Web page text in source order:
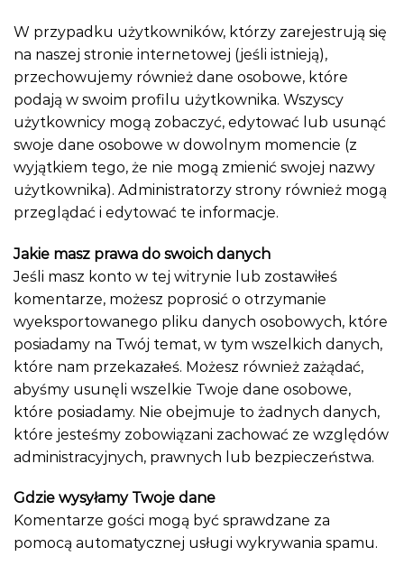
W przypadku użytkowników, którzy zarejestrują się
na naszej stronie internetowej (jeśli istnieją),
przechowujemy również dane osobowe, które
podają w swoim profilu użytkownika. Wszyscy
użytkownicy mogą zobaczyć, edytować lub usunąć
swoje dane osobowe w dowolnym momencie (z
wyjątkiem tego, że nie mogą zmienić swojej nazwy
użytkownika). Administratorzy strony również mogą
przeglądać i edytować te informacje.
Jakie masz prawa do swoich danych
Jeśli masz konto w tej witrynie lub zostawiłeś
komentarze, możesz poprosić o otrzymanie
wyeksportowanego pliku danych osobowych, które
posiadamy na Twój temat, w tym wszelkich danych,
które nam przekazałeś. Możesz również zażądać,
abyśmy usunęli wszelkie Twoje dane osobowe,
które posiadamy. Nie obejmuje to żadnych danych,
które jesteśmy zobowiązani zachować ze względów
administracyjnych, prawnych lub bezpieczeństwa.
Gdzie wysyłamy Twoje dane
Komentarze gości mogą być sprawdzane za
pomocą automatycznej usługi wykrywania spamu.